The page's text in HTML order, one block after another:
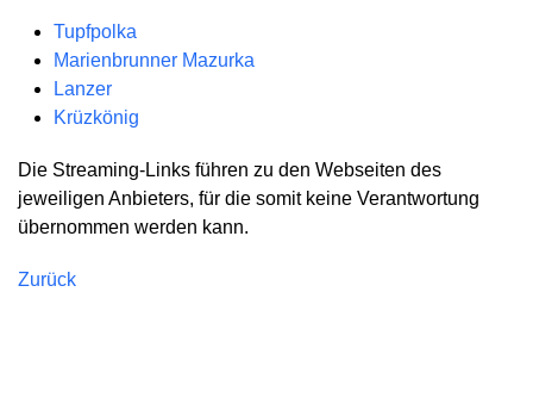
Tupfpolka
Marienbrunner Mazurka
Lanzer
Krüzkönig
Die Streaming-Links führen zu den Webseiten des
jeweiligen Anbieters, für die somit keine Verantwortung
übernommen werden kann.
Zurück